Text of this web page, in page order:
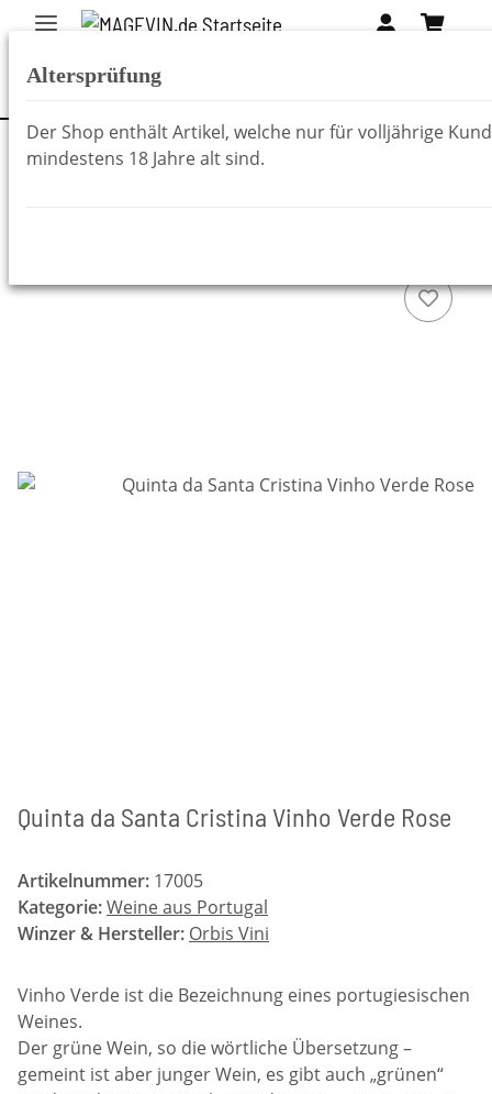
Quinta da Santa Cristina Vinho Verde Rose
Artikelnummer: 17005
Kategorie:Weine aus Portugal
Winzer & Hersteller: Orbis Vini
Vinho Verde ist die Bezeichnung eines portugiesischen
Weines.
Der grüne Wein, so die wörtliche Übersetzung –
gemeint ist aber junger Wein, es gibt auch „grünen“
Altersprüfung
Der Shop enthält Artikel, welche nur für volljährige
mindestens 18 Jahre alt sind.